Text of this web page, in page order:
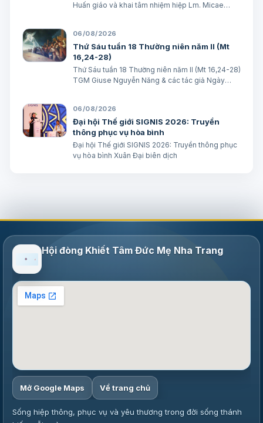
Huấn giáo và khai tâm nhiệm hiệp Lm. Micae
06/08/2026
Thứ Sáu tuần 18 Thường niên năm II (Mt
16,24-28)
Thứ Sáu tuần 18 Thường niên năm II (Mt 16,24-28)
TGM Giuse Nguyễn Năng & các tác giả Ngày
6-7 “Khốn cho thành khát má…
06/08/2026
Đại hội Thế giới SIGNIS 2026: Truyền
thông phục vụ hòa bình
Đại hội Thế giới SIGNIS 2026: Truyền thông phục
vụ hòa bình Xuân Đại biên dịch
Hội đòng Khiết Tâm Đức Mẹ Nha Trang
Mở Google Maps Về trang chủ
Sống hiệp thông, phục vụ và yêu thương trong đời sống thánh